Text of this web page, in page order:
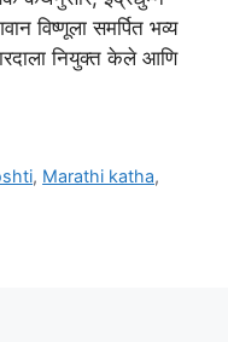
विष्णूला समर्पित भव्य
नियुक्त केले आणि
, Marathi katha,